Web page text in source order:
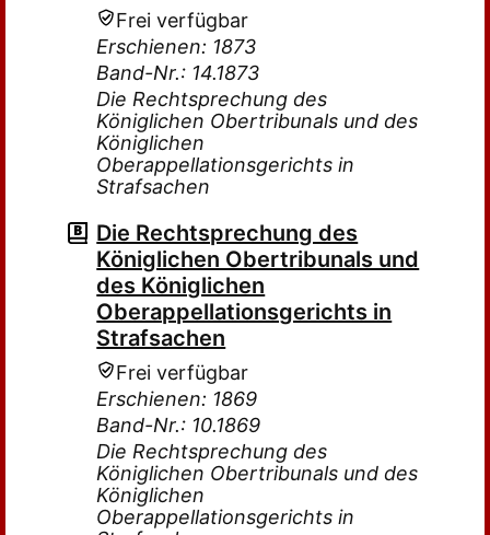
Frei verfügbar
Erschienen: 1873
Band-Nr.: 14.1873
Die Rechtsprechung des
Königlichen Obertribunals und des
Königlichen
Oberappellationsgerichts in
Strafsachen
Die Rechtsprechung des
Königlichen Obertribunals und
des Königlichen
Oberappellationsgerichts in
Strafsachen
Frei verfügbar
Erschienen: 1869
Band-Nr.: 10.1869
Die Rechtsprechung des
Königlichen Obertribunals und des
Königlichen
Oberappellationsgerichts in